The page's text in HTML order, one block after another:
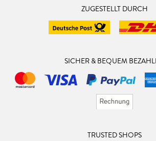
ZUGESTELLT DURCH
SICHER & BEQUEM
TRUSTED SHOPS